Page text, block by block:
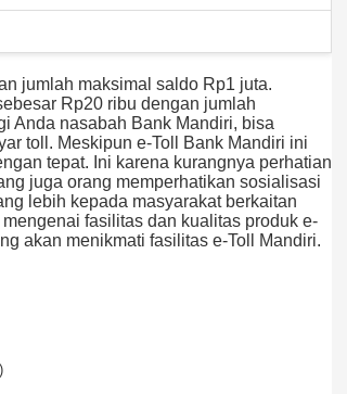
jumlah maksimal saldo Rp1 juta.
Rp20 ribu dengan jumlah
Anda nasabah Bank Mandiri, bisa
toll. Meskipun e-Toll Bank Mandiri ini
tepat. Ini karena kurangnya perhatian
juga orang memperhatikan sosialisasi
lebih kepada masyarakat berkaitan
fasilitas dan kualitas produk e-
akan menikmati fasilitas e-Toll Mandiri.